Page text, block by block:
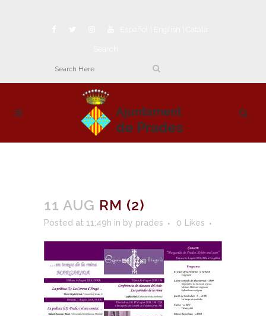
11 AUG RM (2)
Posted at 11:49h in by prades 0 Likes